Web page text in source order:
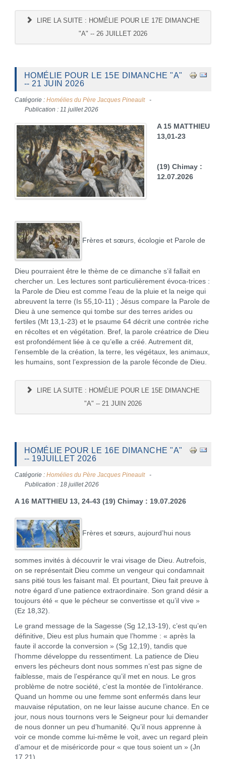
LIRE LA SUITE : HOMÉLIE POUR LE 17E DIMANCHE
"A" -- 26 JUILLET 2026
HOMÉLIE POUR LE 15E DIMANCHE "A"
-- 21 JUIN 2026
Catégorie : Homélies du Père Jacques Pineault
Publication : 11 juillet 2026
A 15 MATTHIEU
13,01-23
(19) Chimay :
12.07.2026
Frères et sœurs, écologie et Parole de
Dieu pourraient être le thème de ce dimanche s’il fallait en
chercher un. Les lectures sont particulièrement évoca-trices :
la Parole de Dieu est comme l’eau de la pluie et la neige qui
abreuvent la terre (Is 55,10-11) ; Jésus compare la Parole de
Dieu à une semence qui tombe sur des terres arides ou
fertiles (Mt 13,1-23) et le psaume 64 décrit une contrée riche
en récoltes et en végétation. Bref, la parole créatrice de Dieu
est profondément liée à ce qu’elle a créé. Autrement dit,
l’ensemble de la création, la terre, les végétaux, les animaux,
les humains, sont l’expression de la parole féconde de Dieu.
LIRE LA SUITE : HOMÉLIE POUR LE 15E DIMANCHE
"A" -- 21 JUIN 2026
HOMÉLIE POUR LE 16E DIMANCHE "A"
-- 19JUILLET 2026
Catégorie : Homélies du Père Jacques Pineault
Publication : 18 juillet 2026
A 16 MATTHIEU 13, 24-43 (19) Chimay : 19.07.2026
Frères et sœurs, aujourd’hui nous
sommes invités à découvrir le vrai visage de Dieu. Autrefois,
on se représentait Dieu comme un vengeur qui condamnait
sans pitié tous les faisant mal. Et pourtant, Dieu fait preuve à
notre égard d’une patience extraordinaire. Son grand désir a
toujours été « que le pécheur se convertisse et qu’il vive »
(Ez 18,32).
Le grand message de la Sagesse (Sg 12,13-19), c’est qu’en
définitive, Dieu est plus humain que l’homme : « après la
faute il accorde la conversion » (Sg 12,19), tandis que
l’homme développe du ressentiment. La patience de Dieu
envers les pécheurs dont nous sommes n’est pas signe de
faiblesse, mais de l’espérance qu’il met en nous. Le gros
problème de notre société, c’est la montée de l’intolérance.
Quand un homme ou une femme sont enfermés dans leur
mauvaise réputation, on ne leur laisse aucune chance. En ce
jour, nous nous tournons vers le Seigneur pour lui demander
de nous donner un peu d’humanité. Qu’il nous apprenne à
voir ce monde comme lui-même le voit, avec un regard plein
d’amour et de miséricorde pour « que tous soient un » (Jn
17,21).